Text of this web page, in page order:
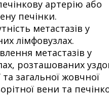
артерію або
печінки.
метастазів у
лімфовузлах.
метастазів у
розташованих
та загальної жовчної
вени та